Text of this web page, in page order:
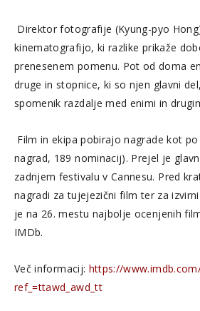
Direktor fotografije (Kyung-pyo
kinematografijo, ki razlike prikaže
prenesenem pomenu. Pot od doma
druge in stopnice, ki so njen glavni
spomenik razdalje med enimi in
Film in ekipa pobirajo nagrade kot
nagrad, 189 nominacij). Prejel je
zadnjem festivalu v Cannesu. Pred
nagradi za tujejezični film ter za
je na 26. mestu najbolje ocenjenih
IMDb.
Več informacij: https://
ref_=ttawd_awd_tt